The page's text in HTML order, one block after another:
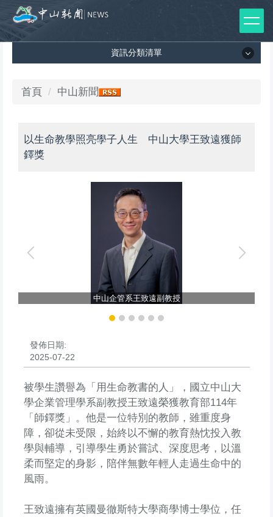
到
主
資訊分類清單
資訊分類清單
媒體報導
首頁 中山新聞
以生命教學照亮學子人生 中山大學王致遠獲師
鐸獎
中山企管系王致遠副教授
發佈日期:
2025-07-22
被學生讚譽為「用生命教書的人」，國立中山大
學企業管理學系副教授王致遠榮獲教育部114年
「師鐸獎」。他是一位特別的教師，雖重度身
障，卻從未受限，始終以不懈的教育熱忱投入教
學與輔導，引導學生勇於嘗試、深度思考，以溫
柔而堅定的身影，陪伴無數年輕人走過生命中的
風雨。
王致遠擁有英國曼徹斯特大學商學博士學位，任